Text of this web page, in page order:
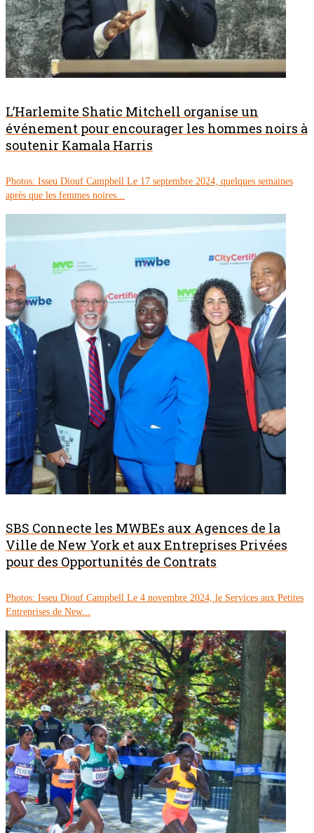
L’Harlemite Shatic Mitchell organise un
événement pour encourager les hommes noirs à
soutenir Kamala Harris
Photos: Isseu Diouf Campbell Le 17 septembre 2024, quelques semaines
après que les femmes noires...
SBS Connecte les MWBEs aux Agences de la
Ville de New York et aux Entreprises Privées
pour des Opportunités de Contrats
Photos: Isseu Diouf Campbell Le 4 novembre 2024, le Services aux Petites
Entreprises de New...